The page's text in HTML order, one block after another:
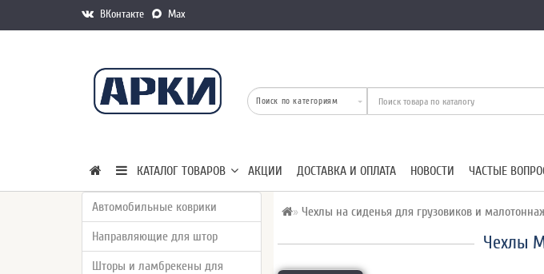
ВКонтакте Max
КАТАЛОГ ТОВАРОВ АКЦИИ ДОСТАВКА И ОПЛАТА НОВОСТИ ЧАСТЫЕ
Автомобильные коврики
Направляющие для штор
Шторы и ламбрекены для
Чехлы на сиденья для грузовиков и
Чехлы